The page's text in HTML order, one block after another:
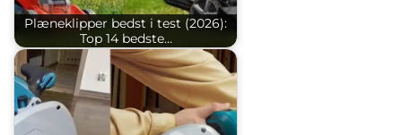
Plæneklipper bedst i test (2026):
Top 14 bedste…